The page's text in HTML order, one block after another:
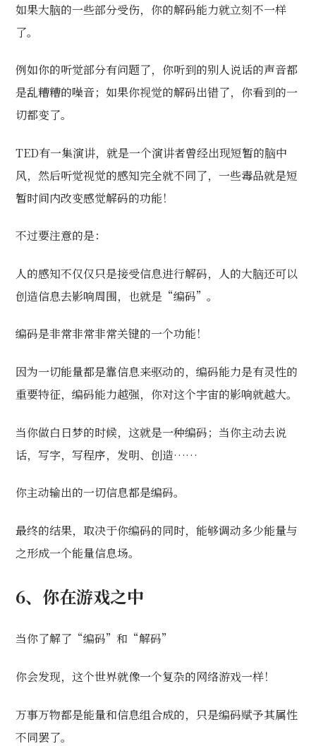
如果大脑的一些部分受伤，你的解码能力就立刻不一样
了。
例如你的听觉部分有问题了，你听到的别人说话的声音都
是乱糟糟的噪音；如果你视觉的解码出错了，你看到的一
切都变了。
TED有一集演讲，就是一个演讲者曾经出现短暂的脑中
风，然后听觉视觉的感知完全就不同了，一些毒品就是短
暂时间内改变感觉解码的功能！
不过要注意的是：
人的感知不仅仅只是接受信息进行解码，人的大脑还可以
创造信息去影响周围，也就是“编码”。
编码是非常非常非常关键的一个功能！
因为一切能量都是靠信息来驱动的，编码能力是有灵性的
重要特征，编码能力越强，你对这个宇宙的影响就越大。
当你做白日梦的时候，这就是一种编码；当你主动去说
话，写字，写程序，发明、创造……
你主动输出的一切信息都是编码。
最终的结果，取决于你编码的同时，能够调动多少能量与
之形成一个能量信息场。
6、你在游戏之中
当你了解了“编码”和“解码”
你会发现，这个世界就像一个复杂的网络游戏一样！
万事万物都是能量和信息组合成的，只是编码赋予其属性
不同罢了。